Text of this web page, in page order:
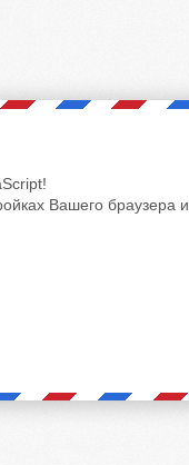
Вашего браузера и